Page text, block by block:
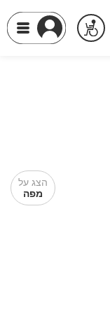
הצג על
מפה